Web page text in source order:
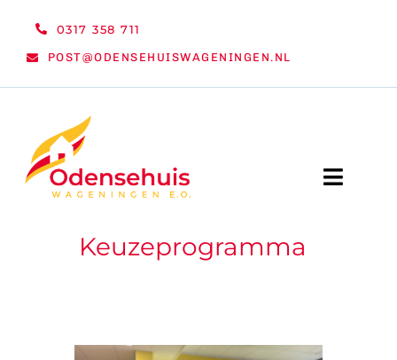
0317 358 711
POST@ODENSEHUISWAGENINGEN.NL
Toggle
WELKOMKeuzeprogramma